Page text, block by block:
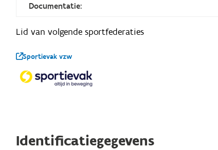
Documentatie:
Lid van volgende sportfederaties
Sportievak vzw
Identificatiegegevens